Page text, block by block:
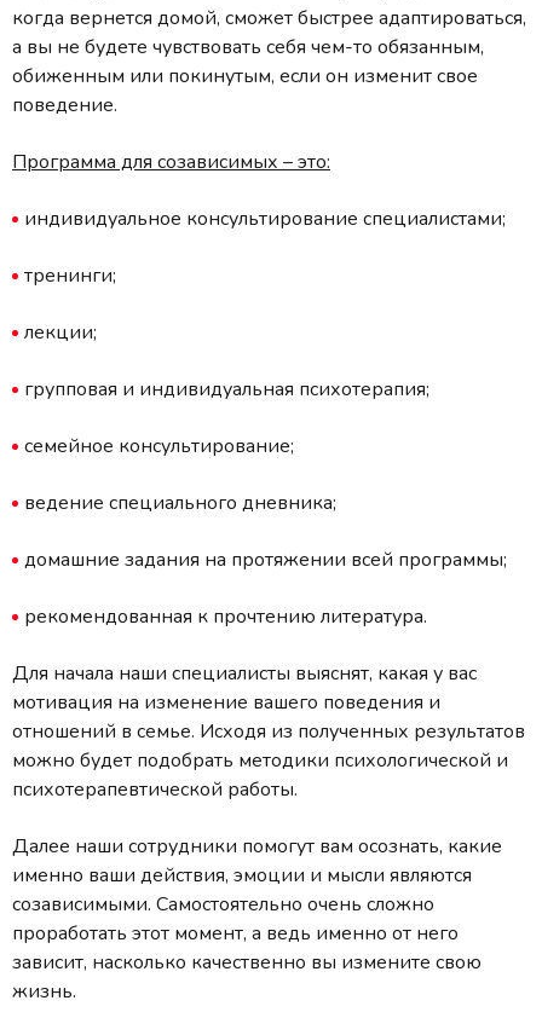
когда вернется домой, сможет быстрее адаптироваться,
а вы не будете чувствовать себя чем-то обязанным,
обиженным или покинутым, если он изменит свое
поведение.
Программа для созависимых – это:
индивидуальное консультирование специалистами;
тренинги;
лекции;
групповая и индивидуальная психотерапия;
семейное консультирование;
ведение специального дневника;
домашние задания на протяжении всей программы;
рекомендованная к прочтению литература.
Для начала наши специалисты выяснят, какая у вас
мотивация на изменение вашего поведения и
отношений в семье. Исходя из полученных результатов
можно будет подобрать методики психологической и
психотерапевтической работы.
Далее наши сотрудники помогут вам осознать, какие
именно ваши действия, эмоции и мысли являются
созависимыми. Самостоятельно очень сложно
проработать этот момент, а ведь именно от него
зависит, насколько качественно вы измените свою
жизнь.